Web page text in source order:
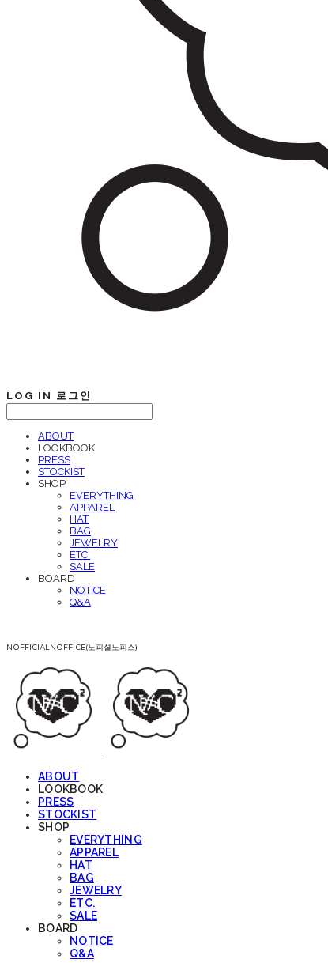
LOG IN 로그인
ABOUT
LOOKBOOK
PRESS
STOCKIST
SHOP
EVERYTHING
APPAREL
HAT
BAG
JEWELRY
ETC.
SALE
BOARD
NOTICE
Q&A
NOFFICIALNOFFICE(노피셜노피스)
ABOUT
LOOKBOOK
PRESS
STOCKIST
SHOP
EVERYTHING
APPAREL
HAT
BAG
JEWELRY
ETC.
SALE
BOARD
NOTICE
Q&A